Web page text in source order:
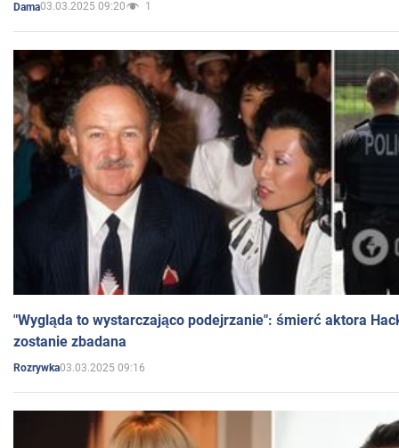
Dama03.03.2025 09:20 1
"Wygląda to wystarczająco podejrzanie": śmierć aktora
zostanie zbadana
Rozrywka03.03.2025 09:16